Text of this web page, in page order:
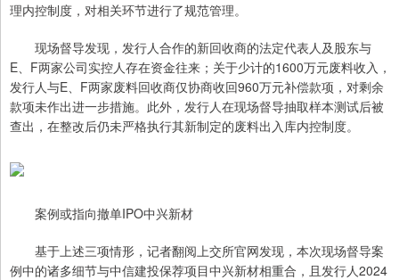
理内控制度，对相关环节进行了规范管理。
现场督导发现，发行人合作的新回收商的法定代表人及股东与
E、F两家公司实控人存在资金往来；关于少计的1600万元废料收入，
发行人与E、F两家废料回收商仅协商收回960万元补偿款项，对剩余
款项未作出进一步措施。此外，发行人在现场督导抽取样本测试后被
查出，在整改后仍未严格执行其新制定的废料出入库内控制度。
案例或指向撤单IPO中兴新材
基于上述三项情形，记者翻阅上交所官网发现，本次现场督导案
例中的诸多细节与中信建投保荐项目中兴新材相重合，且发行人2024